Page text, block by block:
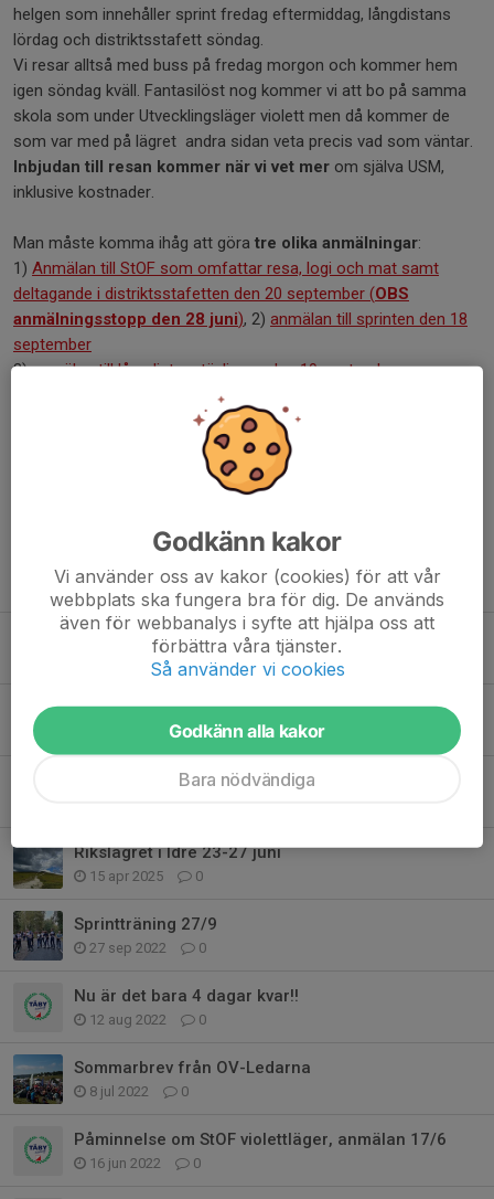
helgen som innehåller sprint fredag eftermiddag, långdistans
lördag och distriktsstafett söndag.
Vi resar alltså med buss på fredag morgon och kommer hem
igen söndag kväll. Fantasilöst nog kommer vi att bo på samma
skola som under Utvecklingsläger violett men då kommer de
som var med på lägret andra sidan veta precis vad som väntar.
Inbjudan till resan kommer när vi vet mer om själva USM,
inklusive kostnader.
Man måste komma ihåg att göra tre olika anmälningar:
1) Anmälan till StOF som omfattar resa, logi och mat samt
deltagande i distriktsstafetten den 20 september (OBS
anmälningsstopp den 28 juni), 2) anmälan till sprinten den 18
september
3)anmälan till långdistanstävlingen den 19 september.
Anmälningsstoppet till sprint och lång brukar vara lite tidigare än
en vanlig tävling men knappast före den 1 september.
Tidigare nyheter
Rikslägret i Idre
16 apr, 14:11
Nattraketen 2025/2026
11 dec 2025 0
Stafett-DM - lagen och information
Rikslägret i Idre 23-27 juni
15 apr 2025 0
Sprintträning 27/9
27 sep 2022 0
Nu är det bara 4 dagar kvar!!
12 aug 2022 0
Sommarbrev från OV-Ledarna
8 jul 2022 0
Påminnelse om StOF violettläger, anmälan 17/6
16 jun 2022 0
Godkänn kakor
Vi använder oss av kakor (cookies) för att vår
webbplats ska fungera bra för dig. De används
även för webbanalys i syfte att hjälpa oss att
förbättra våra tjänster.
Så använder vi cookies
Godkänn alla kakor
Bara nödvändiga